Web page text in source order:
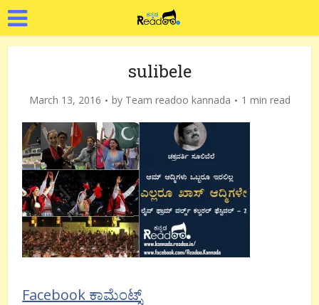
sulibele
March 13, 2016 by Team readoo kannada 1 min read
Facebook ಕಾಮೆಂಟ್ಸ್